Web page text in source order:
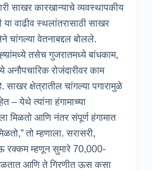
साखर कारखान्याचे व्यवस्थापकीय
वाढीव स्थलांतरासाठी साखर
चांगल्या वेतनाबद्दल बोलले.
तसेच गुजरातमध्ये बांधकाम,
अनौपचारिक रोजंदारीवर काम
साखर क्षेत्रातील चांगल्या पगारामुळे
येथे त्यांना हंगामाच्या
मिळतो आणि नंतर संपूर्ण हंगामात
तो म्हणाला. सरासरी,
रक्कम म्हणून सुमारे 70,000-
आणि ते गिरणीत ऊस कसा